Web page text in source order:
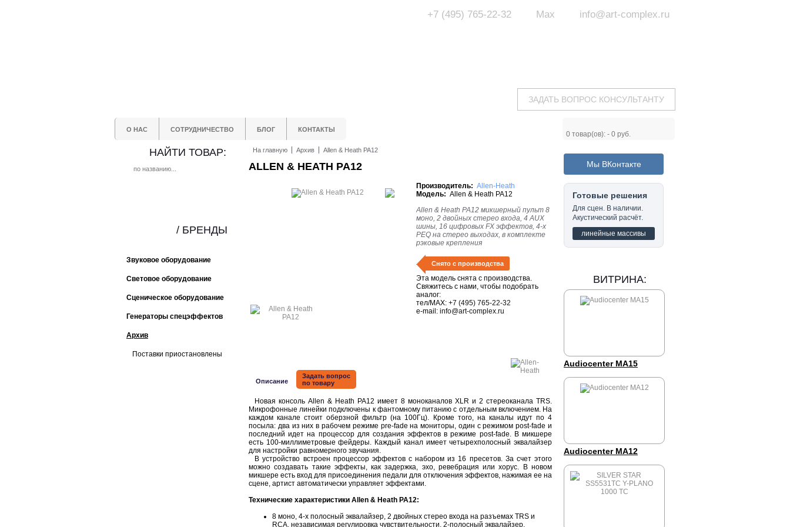
info@art-complex.ru
Max
+7 (495) 765-22-32
ЗАДАТЬ ВОПРОС КОНСУЛЬТАНТУ
О НАС СОТРУДНИЧЕСТВО БЛОГ КОНТАКТЫ
0 товар(ов): - 0 руб.
НАЙТИ ТОВАР:
Звуковое оборудование
Световое оборудование
Сценическое оборудование
Генераторы спецэффектов
Архив
Поставки приостановлены
/ БРЕНДЫ
На главную Архив Allen & Heath PA12
ALLEN & HEATH PA12
Производитель: Allen-Heath
Модель: Allen & Heath PA12
Allen & Heath PA12 микшерный пульт 8
моно, 2 двойных стерео входа, 4 AUX
шины, 16 цифровых FX эффектов, 4-х
PEQ на стерео выходах, в комплекте
рэковые крепления
Снято с производства
Эта модель снята с производства.
Свяжитесь с нами, чтобы подобрать
аналог:
тел/MAX: +7 (495) 765-22-32
e-mail: info@art-complex.ru
Описание
Задать вопрос
по товару
Новая консоль Allen & Heath PA12 имеет 8 моноканалов XLR и 2 стереоканала TRS.
Микрофонные линейки подключены к фантомному питанию с отдельным включением. На
каждом канале стоит оберзной фильтр (на 100Гц). Кроме того, на каналы идут по 4
посыла: два из них в рабочем режиме pre-fade на мониторы, один с режимом post-fade и
последний идет на процессор для создания эффектов в режиме post-fade. В микшере
есть 100-миллиметровые фейдеры. Каждый канал имеет четырехполосный эквалайзер
для настройки равномерного звучания.
В устройство встроен процессор эффектов с набором из 16 пресетов. За счет этого
можно создавать такие эффекты, как задержка, эхо, ревебрация или хорус. В новом
микшере есть вход для присоединения педали для отключения эффектов, нажимая ее на
сцене, артист автоматически управляет эффектами.
Технические характеристики Allen & Heath PA12:
8 моно, 4-х полосный эквалайзер, 2 двойных стерео входа на разъемах TRS и
RCA, независимая регулировка чувствительности, 2-полосный эквалайзер,
Мы ВКонтакте
Готовые решения
Для сцен. В наличии.
Акустический расчёт.
линейные массивы
ВИТРИНА:
Audiocenter MA15
Audiocenter MA12